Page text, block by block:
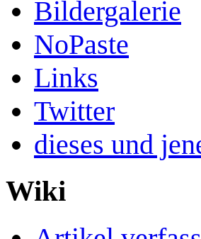
Bildergalerie
NoPaste
Links
Twitter
dieses und
Wiki